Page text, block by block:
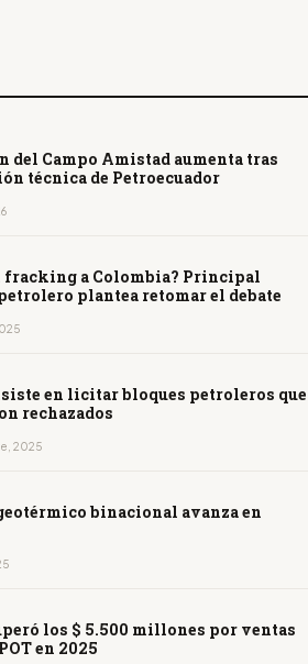
del Campo Amistad aumenta tras
técnica de Petroecuador
fracking a Colombia? Principal
plantea retomar el debate
en licitar bloques petroleros que
rechazados
2025
binacional avanza en
los $ 5.500 millones por ventas
en 2025